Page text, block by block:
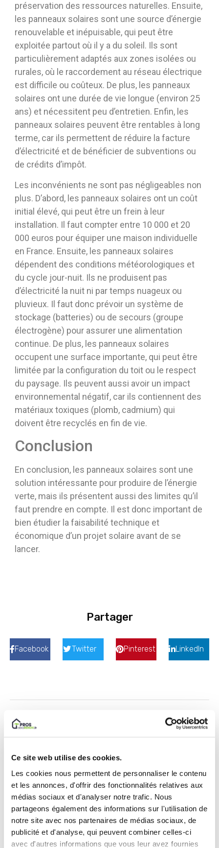
Ce site web utilise des cookies.
Les cookies nous permettent de personnaliser le contenu
et les annonces, d'offrir des fonctionnalités relatives aux
médias sociaux et d'analyser notre trafic. Nous
partageons également des informations sur l'utilisation de
notre site avec nos partenaires de médias sociaux, de
publicité et d'analyse, qui peuvent combiner celles-ci
avec d'autres informations que vous leur avez fournies
préservation des ressources naturelles. Ensuite,
les panneaux solaires sont une source d’énergie
renouvelable et inépuisable, qui peut être
exploitée partout où il y a du soleil. Ils sont
particulièrement adaptés aux zones isolées ou
rurales, où le raccordement au réseau électrique
est difficile ou coûteux. De plus, les panneaux
solaires ont une durée de vie longue (environ 25
ans) et nécessitent peu d’entretien. Enfin, les
panneaux solaires peuvent être rentables à long
terme, car ils permettent de réduire la facture
d’électricité et de bénéficier de subventions ou
de crédits d’impôt.
Les inconvénients ne sont pas négligeables non
plus. D’abord, les panneaux solaires ont un coût
initial élevé, qui peut être un frein à leur
installation. Il faut compter entre 10 000 et 20
000 euros pour équiper une maison individuelle
en France. Ensuite, les panneaux solaires
dépendent des conditions météorologiques et
du cycle jour-nuit. Ils ne produisent pas
d’électricité la nuit ni par temps nuageux ou
pluvieux. Il faut donc prévoir un système de
stockage (batteries) ou de secours (groupe
électrogène) pour assurer une alimentation
continue. De plus, les panneaux solaires
occupent une surface importante, qui peut être
limitée par la configuration du toit ou le respect
du paysage. Ils peuvent aussi avoir un impact
environnemental négatif, car ils contiennent des
matériaux toxiques (plomb, cadmium) qui
doivent être recyclés en fin de vie.
Conclusion
En conclusion, les panneaux solaires sont une
solution intéressante pour produire de l’énergie
verte, mais ils présentent aussi des limites qu’il
faut prendre en compte. Il est donc important de
bien étudier la faisabilité technique et
économique d’un projet solaire avant de se
lancer.
Partager
Facebook Twitter Pinterest LinkedIn
Robin des Bois des travaux ! Toujours armé de
maisons en détresse et fait fuir les prix